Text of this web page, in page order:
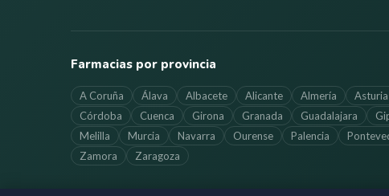
Farmacias por provincia
A Coruña Álava Albacete Alicante Almería
Córdoba
Cuenca Girona Granada Guadalajara
Melilla
Murcia Navarra Ourense Palencia
Zamora
Zaragoza